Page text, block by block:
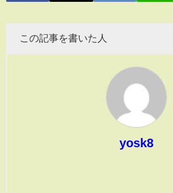
この記事を書いた人
yosk8